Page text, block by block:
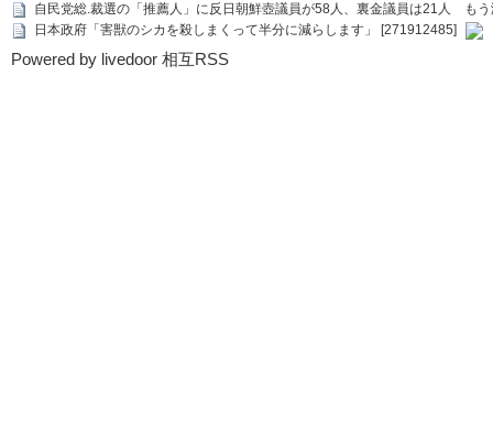
自民党総.裁選の「推薦人」に反日朝鮮壺議員が58人、裏金議員は21人 も
日本政府「害獣のシカを殺しまくって半分に減らします」 [271912485]
Powered by livedoor 相互RSS